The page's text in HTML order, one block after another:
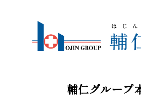
輔仁グループ